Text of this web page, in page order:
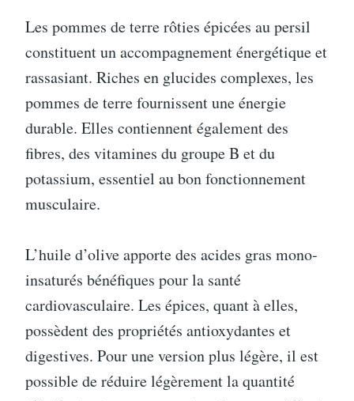
Les pommes de terre rôties épicées au persil
constituent un accompagnement énergétique et
rassasiant. Riches en glucides complexes, les
pommes de terre fournissent une énergie
durable. Elles contiennent également des
fibres, des vitamines du groupe B et du
potassium, essentiel au bon fonctionnement
musculaire.
L’huile d’olive apporte des acides gras mono-
insaturés bénéfiques pour la santé
cardiovasculaire. Les épices, quant à elles,
possèdent des propriétés antioxydantes et
digestives. Pour une version plus légère, il est
possible de réduire légèrement la quantité